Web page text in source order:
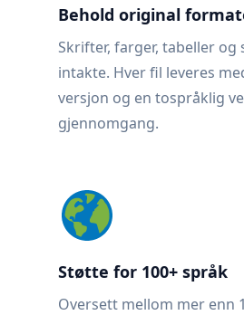
Behold original
Skrifter, farger, tabeller
intakte. Hver fil leveres
versjon og en tospråklig
gjennomgang.
Støtte for 100+ språk
Oversett mellom mer enn